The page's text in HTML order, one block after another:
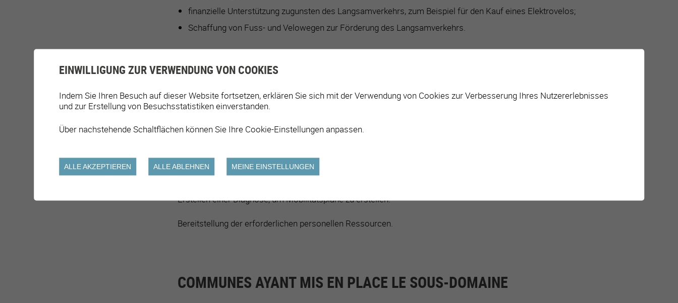
finanzielle Unterstützung zugunsten des Langsamverkehrs, zum Beispiel für den Kauf eines Elektrovelos;
Schaffung von Fuss- und Velowegen zur Förderung des Langsamverkehrs.
BETEILIGUNG DER GEMEINDE
Umsetzung der Massnahmen in den Bereichen Mobilität und Raumplanung.
Information der Bevölkerung über die ergriffenen Massnahmen über die lokalen Medien.
Erstellen einer Diagnose, um Mobilitätspläne zu erstellen.
Bereitstellung der erforderlichen personellen Ressourcen.
COMMUNES AYANT MIS EN PLACE LE SOUS-DOMAINE
EINWILLIGUNG ZUR VERWENDUNG VON COOKIES
Indem Sie Ihren Besuch auf dieser Website fortsetzen, erklären Sie sich mit der Verwendung von Cookies zur Verbesserung Ihres Nutzererlebnisses
und zur Erstellung von Besuchsstatistiken einverstanden.
Über nachstehende Schaltflächen können Sie Ihre Cookie-Einstellungen anpassen.
ALLE AKZEPTIEREN ALLE ABLEHNEN MEINE EINSTELLUNGEN